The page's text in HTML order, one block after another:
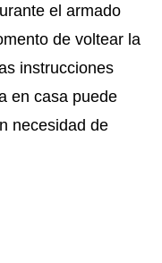
el armado
de voltear la
instrucciones
en casa puede
necesidad de